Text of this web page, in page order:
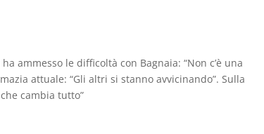
ammesso le difficoltà con Bagnaia: “Non c’è una
attuale: “Gli altri si stanno avvicinando”. Sulla
cambia tutto”